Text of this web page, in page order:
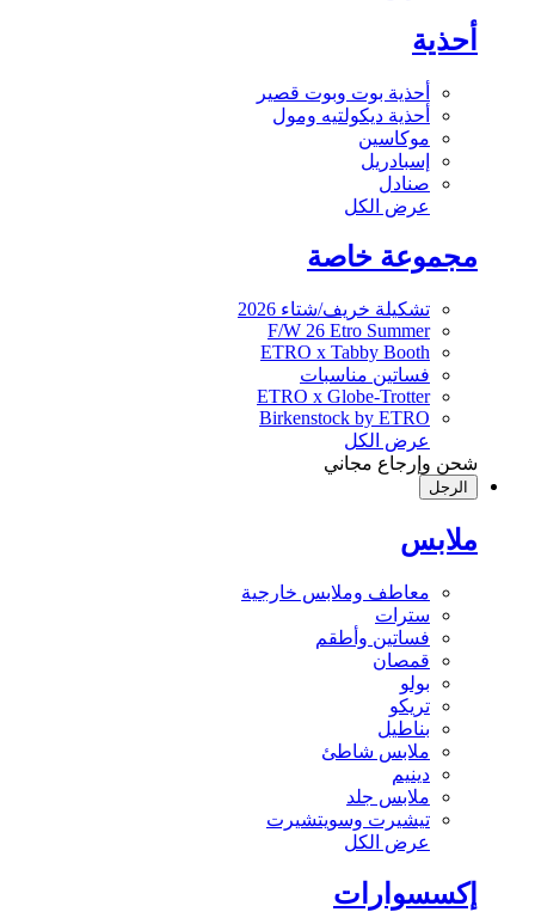
أحذية
أحذية بوت وبوت قصير
أحذية ديكولتيه ومول
موكاسين
إسبادريل
صنادل
عرض الكل
مجموعة خاصة
تشكيلة خريف/شتاء 2026
F/W 26 Etro Summer
ETRO x Tabby Booth
فساتين مناسبات
ETRO x Globe-Trotter
Birkenstock by ETRO
عرض الكل
شحن وإرجاع مجاني
الرجل
ملابس
معاطف وملابس خارجية
سترات
فساتين وأطقم
قمصان
بولو
تريكو
بناطيل
ملابس شاطئ
دينيم
ملابس جلد
تيشيرت وسويتشيرت
عرض الكل
إكسسوارات